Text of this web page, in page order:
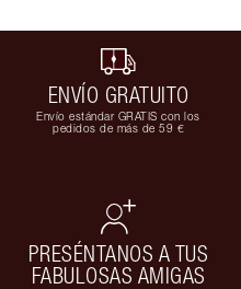
ENVÍO GRATUITO
Envío estándar GRATIS con los
pedidos de más de 59 €
PRESÉNTANOS A TUS
FABULOSAS AMIGAS